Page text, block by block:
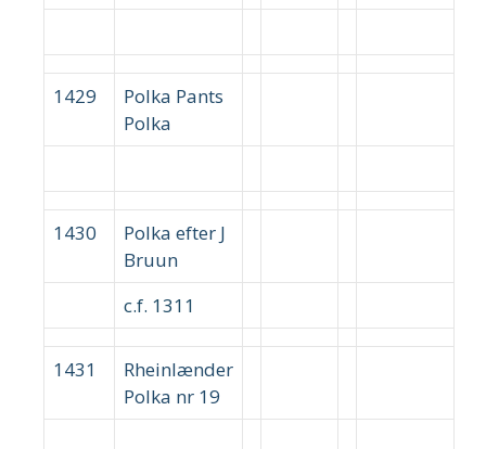
1429
Polka Pants
Polka
1430
Polka efter J
Bruun
c.f. 1311
1431
Rheinlænder
Polka nr 19